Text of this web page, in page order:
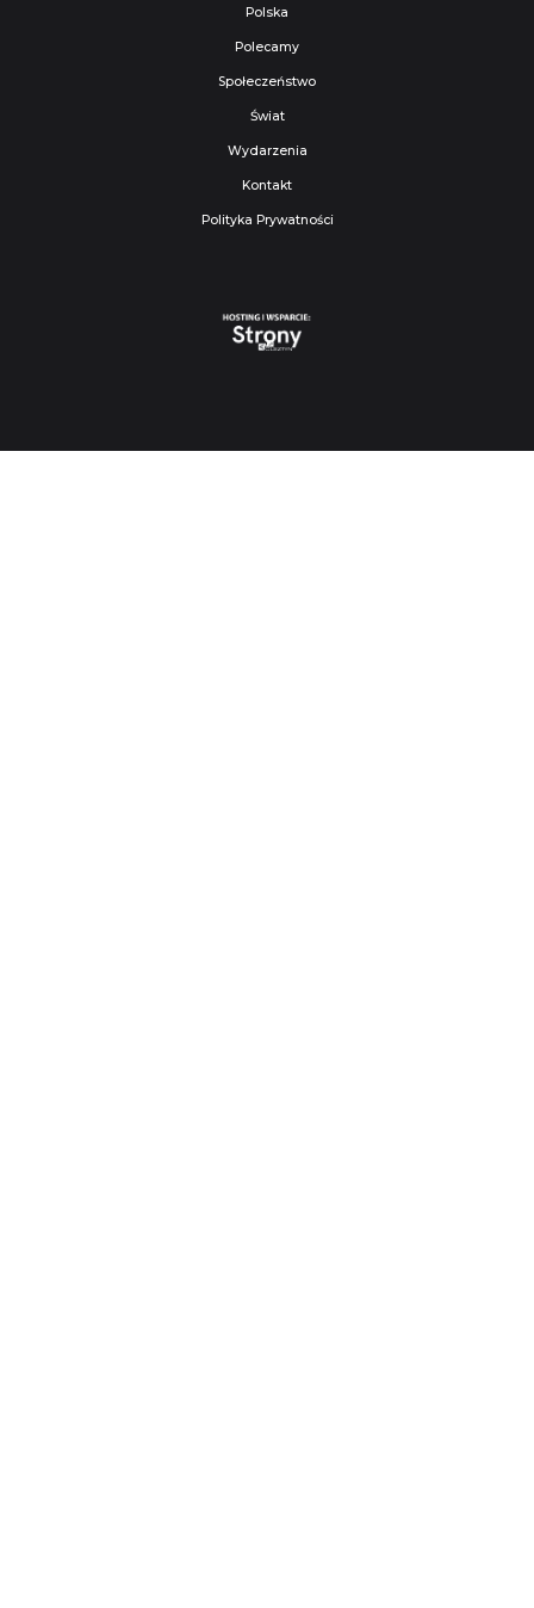
Polska
Polecamy
Społeczeństwo
Świat
Wydarzenia
Kontakt
Polityka Prywatności